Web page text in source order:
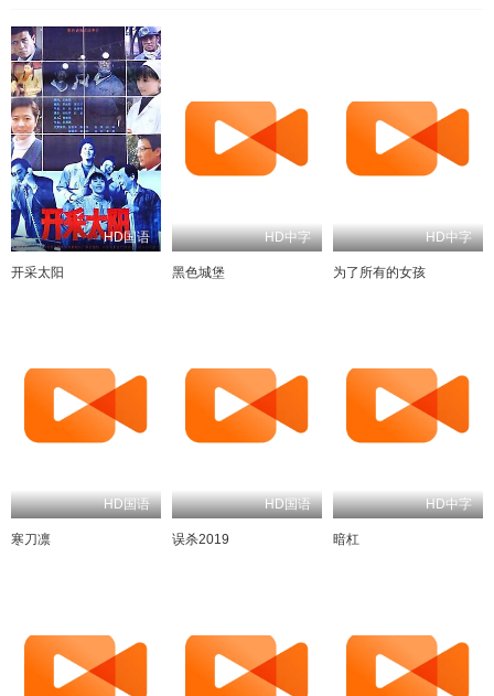
HD国语
开采太阳
HD中字
黑色城堡
HD中字
为了所有的女孩
HD国语
寒刀凛
HD国语
误杀2019
HD中字
暗杠